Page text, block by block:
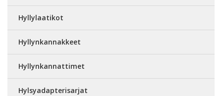
Hyllylaatikot
Hyllynkannakkeet
Hyllynkannattimet
Hylsyadapterisarjat